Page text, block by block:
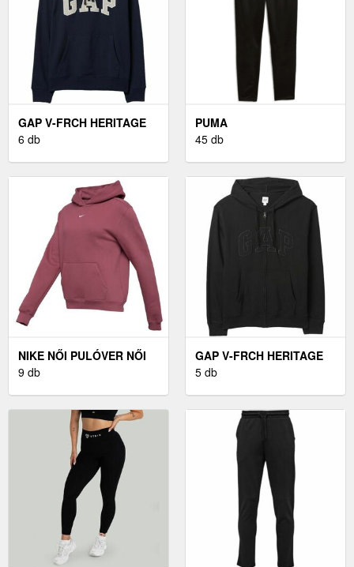
GAP V-FRCH HERITAGE
LOGO FÉRFI PULÓVER,
6 db
PUMA
MELEGÍTŐNADRÁG
FUTBALLRA, FEKETE
45 db
NIKE NŐI PULÓVER NŐI
PULÓVER, RÓZSASZÍN
9 db
GAP V-FRCH HERITAGE
LOGO FÉRFI PULÓVER,
5 db